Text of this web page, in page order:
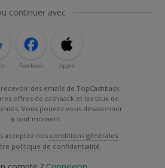
continuer avec
Facebook Apple
des emails de TopCashback
offres de cashback et les taux de
Vous pouvez vous désabonner
à tout moment.
acceptez nos conditions générales
politique de confidentialité.